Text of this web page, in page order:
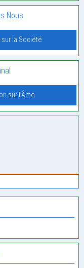
Nous
sur la Société
sur l'Âme